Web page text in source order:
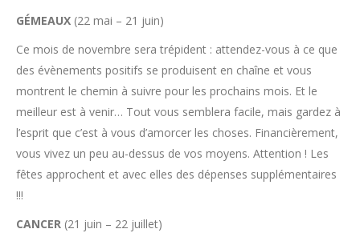
GÉMEAUX (22 mai – 21 juin)
Ce mois de novembre sera trépident : attendez-vous à ce que
des évènements positifs se produisent en chaîne et vous
montrent le chemin à suivre pour les prochains mois. Et le
meilleur est à venir… Tout vous semblera facile, mais gardez à
l’esprit que c’est à vous d’amorcer les choses. Financièrement,
vous vivez un peu au-dessus de vos moyens. Attention ! Les
fêtes approchent et avec elles des dépenses supplémentaires
!!!
CANCER (21 juin – 22 juillet)